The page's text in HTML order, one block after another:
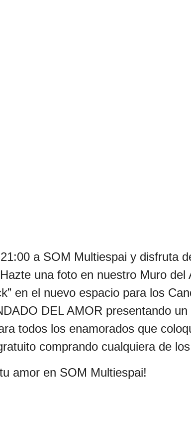
a SOM Multiespai y disfruta
una foto en nuestro Muro
en el nuevo espacio para los
DEL AMOR presentando
todos los enamorados que
comprando cualquiera de
amor en SOM Multiespai!